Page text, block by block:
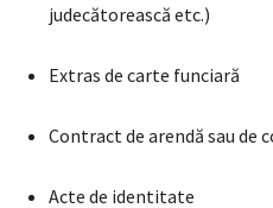
judecătorească etc.)
Extras de carte funciară
Contract de arendă sau de
Acte de identitate